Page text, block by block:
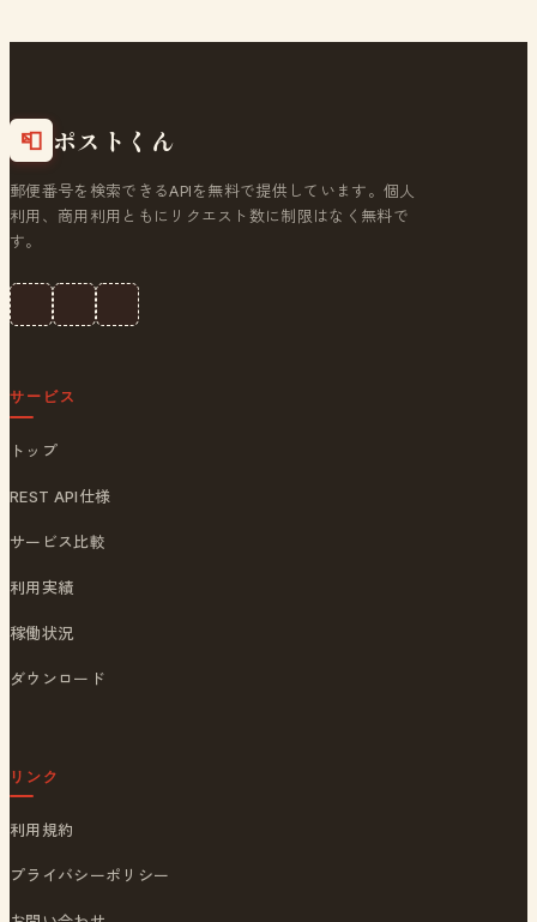
📮 ポストくん
郵便番号を検索できるAPIを無料で提供しています。個人
利用、商用利用ともにリクエスト数に制限はなく無料で
す。
サービス
トップ
REST API仕様
サービス比較
利用実績
稼働状況
ダウンロード
リンク
利用規約
プライバシーポリシー